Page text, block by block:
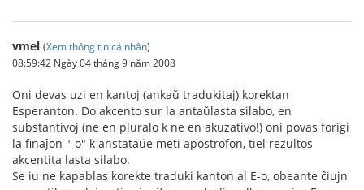
vmel (Xem thông tin cá nhân)
08:59:42 Ngày 04 tháng 9 năm 2008
Oni devas uzi en kantoj (ankaŭ tradukitaj) korektan
Esperanton. Do akcento sur la antaŭlasta silabo, en
substantivoj (ne en pluralo k ne en akuzativo!) oni povas forigi
la finaĵon "-o" k anstataŭe meti apostrofon, tiel rezultos
akcentita lasta silabo.
Se iu ne kapablas korekte traduki kanton al E-o, obeante ĉiujn